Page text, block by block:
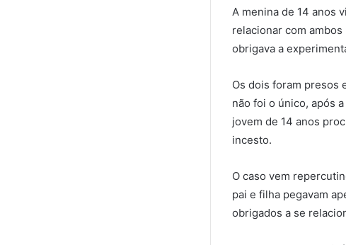
A menina de 14 anos
relacionar com
obrigava a
Os dois foram presos
não foi o único, após
jovem de 14 anos
incesto.
O caso vem
pai e filha pegavam
obrigados a se